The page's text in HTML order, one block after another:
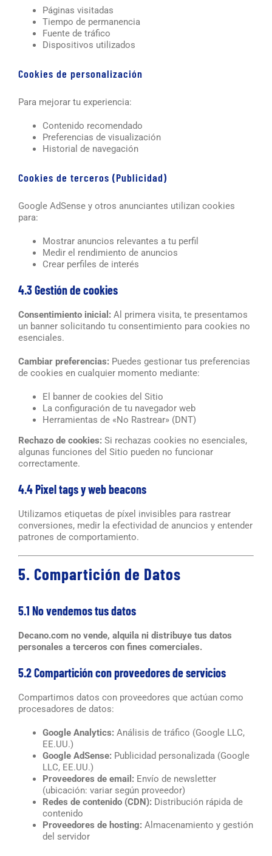
Páginas visitadas
Tiempo de permanencia
Fuente de tráfico
Dispositivos utilizados
Cookies de personalización
Para mejorar tu experiencia:
Contenido recomendado
Preferencias de visualización
Historial de navegación
Cookies de terceros (Publicidad)
Google AdSense y otros anunciantes utilizan cookies
para:
Mostrar anuncios relevantes a tu perfil
Medir el rendimiento de anuncios
Crear perfiles de interés
4.3 Gestión de cookies
Consentimiento inicial: Al primera visita, te presentamos
un banner solicitando tu consentimiento para cookies no
esenciales.
Cambiar preferencias: Puedes gestionar tus preferencias
de cookies en cualquier momento mediante:
El banner de cookies del Sitio
La configuración de tu navegador web
Herramientas de «No Rastrear» (DNT)
Rechazo de cookies: Si rechazas cookies no esenciales,
algunas funciones del Sitio pueden no funcionar
correctamente.
4.4 Pixel tags y web beacons
Utilizamos etiquetas de píxel invisibles para rastrear
conversiones, medir la efectividad de anuncios y entender
patrones de comportamiento.
5. Compartición de Datos
5.1 No vendemos tus datos
Decano.com no vende, alquila ni distribuye tus datos
personales a terceros con fines comerciales.
5.2 Compartición con proveedores de servicios
Compartimos datos con proveedores que actúan como
procesadores de datos:
Google Analytics: Análisis de tráfico (Google LLC,
EE.UU.)
Google AdSense: Publicidad personalizada (Google
LLC, EE.UU.)
Proveedores de email: Envío de newsletter
(ubicación: variar según proveedor)
Redes de contenido (CDN): Distribución rápida de
contenido
Proveedores de hosting: Almacenamiento y gestión
del servidor